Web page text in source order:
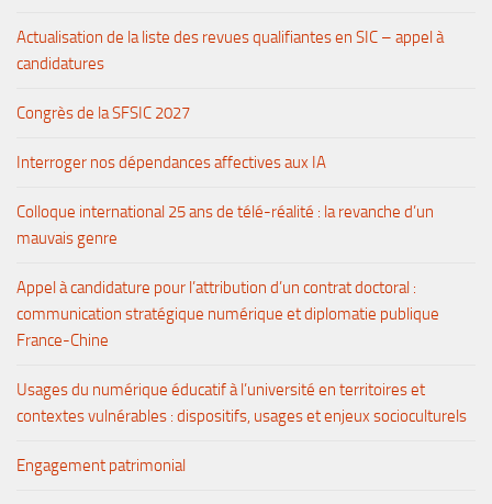
Actualisation de la liste des revues qualifiantes en SIC – appel à
candidatures
Congrès de la SFSIC 2027
Interroger nos dépendances affectives aux IA
Colloque international 25 ans de télé-réalité : la revanche d’un
mauvais genre
Appel à candidature pour l’attribution d’un contrat doctoral :
communication stratégique numérique et diplomatie publique
France-Chine
Usages du numérique éducatif à l’université en territoires et
contextes vulnérables : dispositifs, usages et enjeux socioculturels
Engagement patrimonial